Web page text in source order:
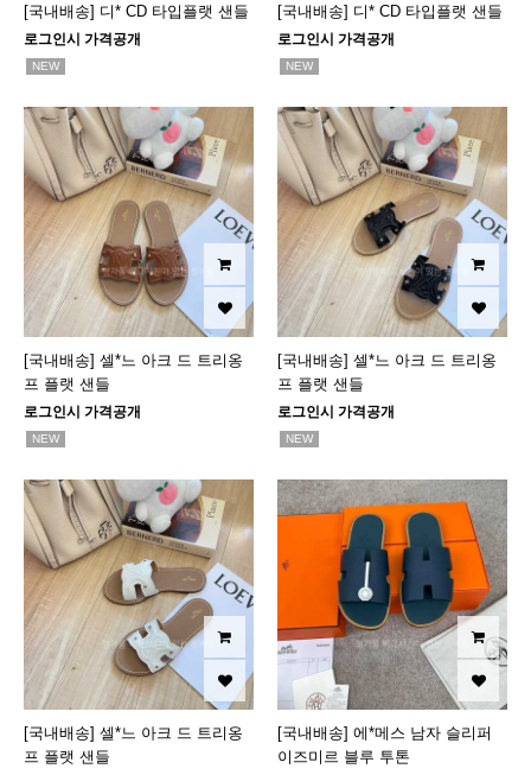
[국내배송] 디* CD 타입플랫 샌들
로그인시 가격공개
NEW
[국내배송] 디* CD 타입플랫 샌들
로그인시 가격공개
NEW
[국내배송] 셀*느 아크 드 트리옹
프 플랫 샌들
로그인시 가격공개
NEW
[국내배송] 셀*느 아크 드 트리옹
프 플랫 샌들
로그인시 가격공개
NEW
[국내배송] 셀*느 아크 드 트리옹
프 플랫 샌들
[국내배송] 에*메스 남자 슬리퍼
이즈미르 블루 투톤